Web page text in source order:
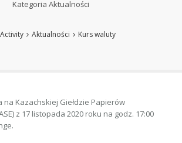
Kategoria Aktualności
Activity Aktualności Kurs waluty
Kazachskiej Giełdzie Papierów
z 17 listopada 2020 roku na godz. 17:00